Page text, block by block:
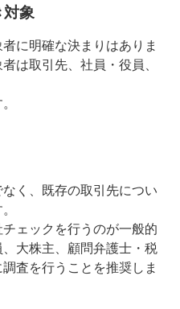
象
に明確な決まりはありま
は取引先、社員・役員、
く、既存の取引先につい
ェックを行うのが一般的
大株主、顧問弁護士・税
査を行うことを推奨しま